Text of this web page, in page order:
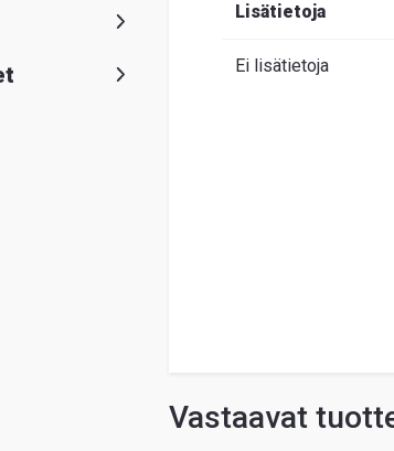
Lisätietoja
Ei lisätietoja
Vastaavat